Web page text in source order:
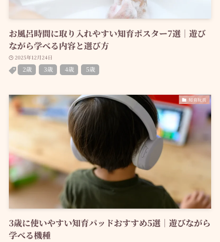
お風呂時間に取り入れやすい知育ポスター7選｜遊び
ながら学べる内容と選び方
2025年12月24日
2歳 3歳 4歳 5歳
知育玩具
3歳に使いやすい知育パッドおすすめ5選｜遊びながら
学べる機種